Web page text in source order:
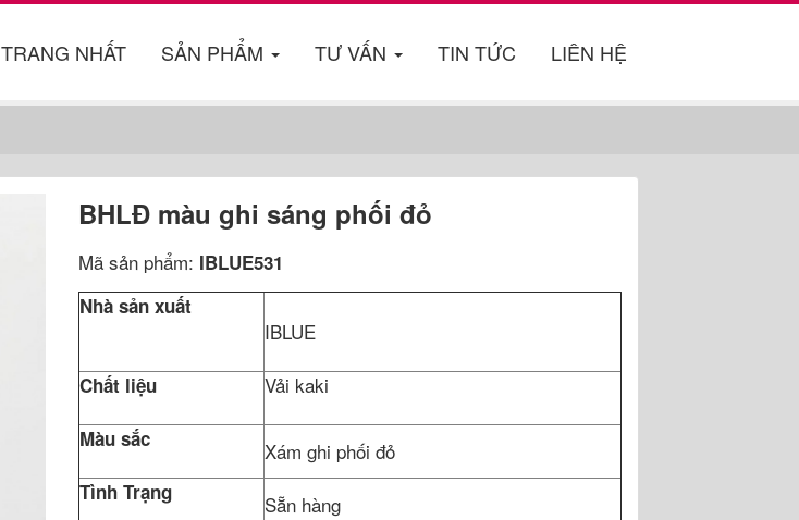
TRANG NHẤT SẢN PHẨM TƯ VẤN TIN TỨC LIÊN HỆ
BHLĐ màu ghi sáng phối đỏ
Mã sản phẩm: IBLUE531
Nhà sản xuất
IBLUE
Chất liệu Vải kaki
Màu sắc Xám ghi phối đỏ
Tình Trạng Sẵn hàng